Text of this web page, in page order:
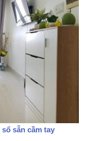
sẵn cầm tay